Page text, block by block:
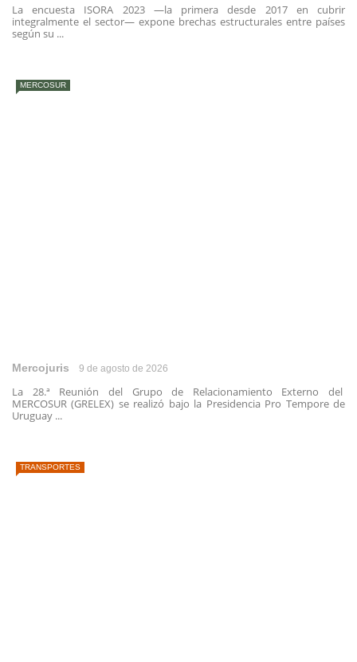
La encuesta ISORA 2023 —la primera desde 2017 en cubrir
integralmente el sector— expone brechas estructurales entre países
según su ...
MERCOSUR
Mercojuris 9 de agosto de 2026
La 28.ª Reunión del Grupo de Relacionamiento Externo del
MERCOSUR (GRELEX) se realizó bajo la Presidencia Pro Tempore de
Uruguay ...
TRANSPORTES